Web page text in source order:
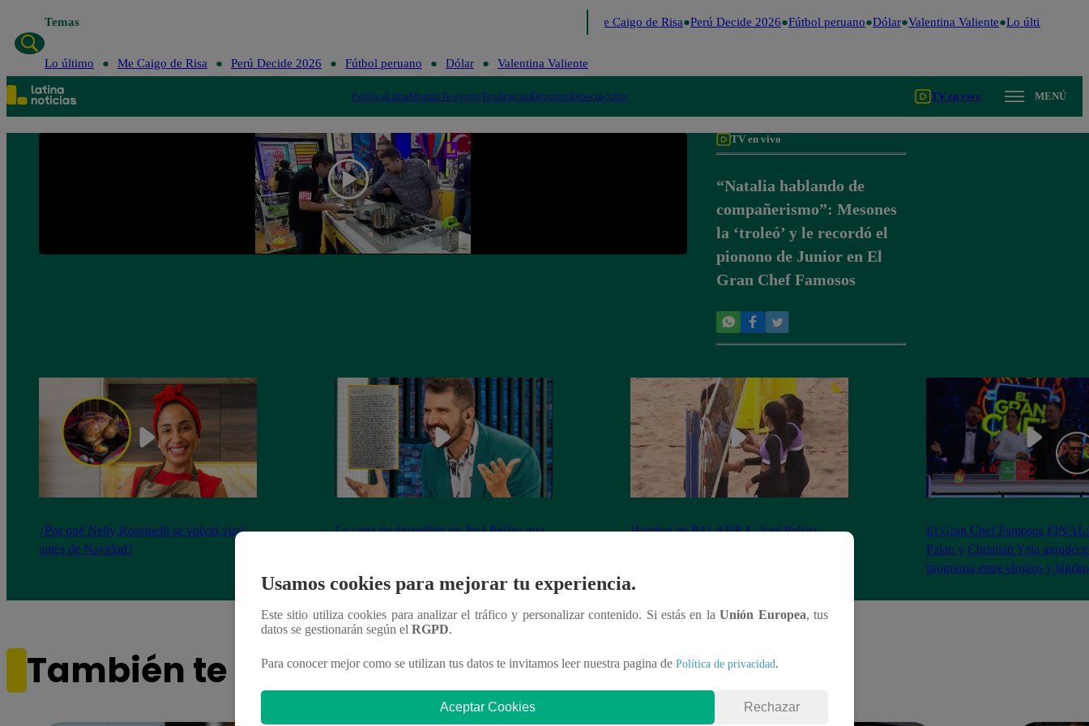
Temas Me Caigo de Risa Perú Decide 2026 Fútbol peruano Dólar Valentina Valiente Lo último
Lo último Me Caigo de Risa Perú Decide 2026 Fútbol peruano Dólar Valentina Valiente
PolíticaLimaMundoTe ayudoTendenciasDeportesEspectáculos TV en vivo MENÚ
TV en vivo
“Natalia hablando de
compañerismo”: Mesones
la ‘troleó’ y le recordó el
pionono de Junior en El
Gran Chef Famosos
¿Por qué Nelly Rossinelli se volvió viral
antes de Navidad?
La carta de despedida de José Peláez que
Hombre de PALABRA: José Peláez
El Gran Chef Famosos
Palao y Christian Ysla
programa entre elogios y
También te puede interesar
Usamos cookies para mejorar tu experiencia.
Este sitio utiliza cookies para analizar el tráfico y personalizar contenido. Si estás en laUnión Europea, tus
datos se gestionarán según el RGPD.
Para conocer mejor como se utilizan tus datos te invitamos leer nuestra pagina de Política de privacidad.
Aceptar Cookies Rechazar